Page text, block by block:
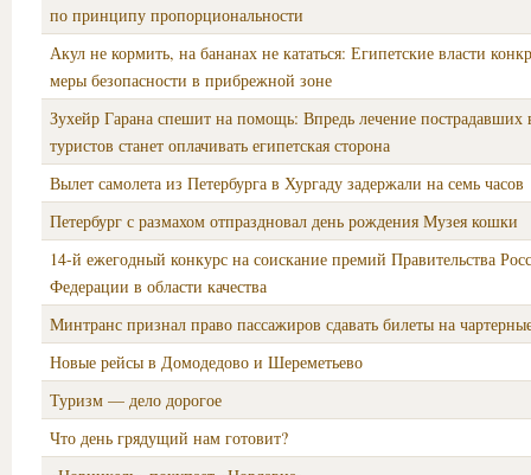
по принципу пропорциональности
Акул не кормить, на бананах не кататься: Египетские власти
меры безопасности в прибрежной зоне
Зухейр Гарана спешит на помощь: Впредь лечение
туристов станет оплачивать египетская сторона
Вылет самолета из Петербурга в Хургаду задержали на семь часов
Петербург с размахом отпраздновал день рождения Музея кошки
14-й ежегодный конкурс на соискание премий Правительства
Федерации в области качества
Минтранс признал право пассажиров сдавать билеты на
Новые рейсы в Домодедово и Шереметьево
Туризм — дело дорогое
Что день грядущий нам готовит?